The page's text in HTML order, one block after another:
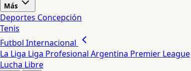
Más
Deportes Concepción
Tenis
Futbol Internacional
La Liga Liga Profesional Argentina Premier League
Lucha Libre